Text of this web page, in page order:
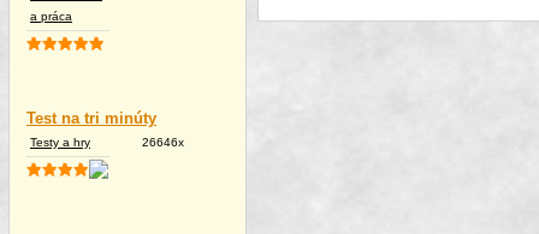
a práca
Test na tri minúty
Testy a hry 26646x